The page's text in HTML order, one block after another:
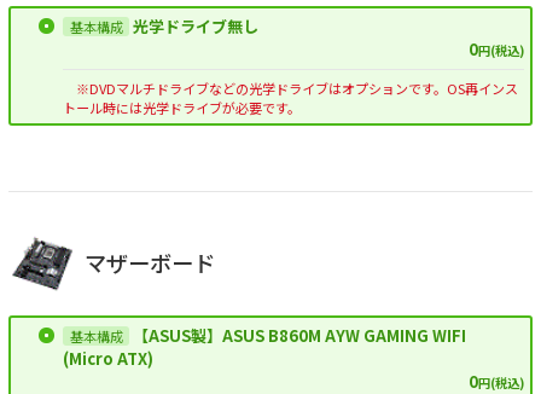
光学ドライブ無し
0円(税込)
※DVDマルチドライブなどの光学ドライブはオプションです。OS再インス
トール時には光学ドライブが必要です。
マザーボード
【ASUS製】ASUS B860M AYW GAMING WIFI
(Micro ATX)
0円(税込)